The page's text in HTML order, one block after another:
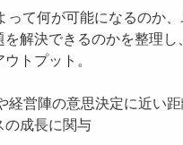
て何が可能になるのか、
を解決できるのかを整理し
トプット。
経営陣の意思決定に近い
の成長に関与